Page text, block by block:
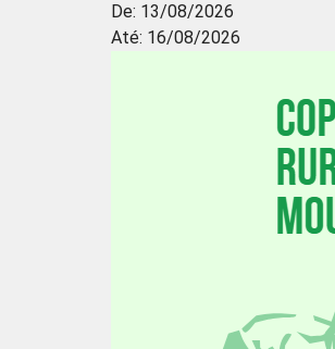
De: 13/08/2026
Até: 16/08/2026